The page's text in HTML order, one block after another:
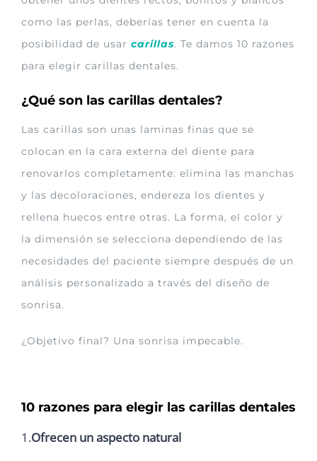
como las perlas, deberías tener en cuenta la
posibilidad de usar carillas. Te damos 10 razones
para elegir carillas dentales.
¿Qué son las carillas dentales?
Las carillas son unas laminas finas que se
colocan en la cara externa del diente para
renovarlos completamente: elimina las manchas
y las decoloraciones, endereza los dientes y
rellena huecos entre otras. La forma, el color y
la dimensión se selecciona dependiendo de las
necesidades del paciente siempre después de un
análisis personalizado a través del diseño de
sonrisa.
¿Objetivo final? Una sonrisa impecable.
10 razones para elegir las carillas dentales
1.Ofrecen un aspecto natural